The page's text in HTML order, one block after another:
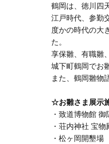
鶴岡は、徳川四
江戸時代、参勤
度かの時代の大
た。
享保雛、有職雛
城下町鶴岡でお
また、鶴岡雛物
☆お雛さま展示
・致道博物
・荘内神社
・松ヶ岡開